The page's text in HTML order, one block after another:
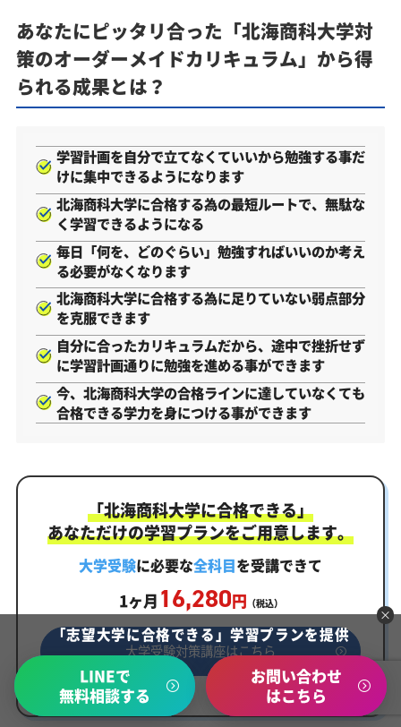
あなたにピッタリ合った「北海商科大学対
策のオーダーメイドカリキュラム」から得
られる成果とは？
学習計画を自分で立てなくていいから勉強する事だ
けに集中できるようになります
北海商科大学に合格する為の最短ルートで、無駄な
く学習できるようになる
毎日「何を、どのぐらい」勉強すればいいのか考え
る必要がなくなります
北海商科大学に合格する為に足りていない弱点部分
を克服できます
自分に合ったカリキュラムだから、途中で挫折せず
に学習計画通りに勉強を進める事ができます
今、北海商科大学の合格ラインに達していなくても
合格できる学力を身につける事ができます
「北海商科大学に合格できる」
あなただけの学習プランをご用意します。
大学受験に必要な全科目を受講できて
1ヶ月 16,280円 （税込）
大学受験対策講座はこちら
「志望大学に合格できる」学習プランを提供
LINEで
無料相談する
お問い合わせ
はこちら